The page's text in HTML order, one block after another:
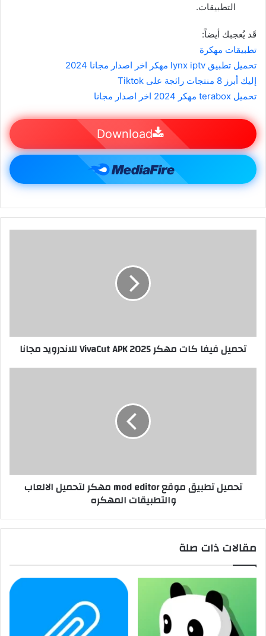
التطبيقات.
قَد يُعجبك أيضاً:
تطبيقات مهكرة
تحميل تطبيق lynx iptv مهكر اخر اصدار مجانا 2024
إليك أبرز 8 منتجات رائجة على Tiktok
تحميل terabox مهكر 2024 اخر اصدار مجانا
Download
تحميل فيفا كات مهكر 2025 VivaCut APK للاندرويد مجانا
تحميل تطبيق موقع mod editor مهكر لتحميل الالعاب
والتطبيقات المهكره
مقالات ذات صلة